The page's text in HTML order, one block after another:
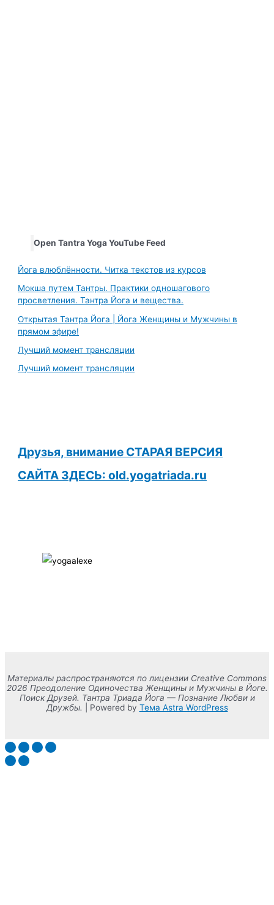
Open Tantra Yoga YouTube Feed
Йога влюблённости. Читка текстов из курсов
Мокша путем Тантры. Практики одношагового
просветления. Тантра Йога и вещества.
Открытая Тантра Йога | Йога Женщины и Мужчины в
прямом эфире!
Лучший момент трансляции
Лучший момент трансляции
Друзья, внимание СТАРАЯ ВЕРСИЯ
САЙТА ЗДЕСЬ: old.yogatriada.ru
Материалы распространяются по лицензии Creative Commons
2026 Преодоление Одиночества Женщины и Мужчины в Йоге.
Поиск Друзей. Тантра Триада Йога — Познание Любви и
Дружбы. | Powered by Тема Astra WordPress